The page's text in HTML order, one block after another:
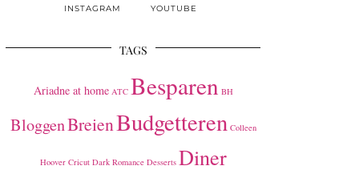
INSTAGRAM YOUTUBE
TAGS
Ariadne at home ATC Besparen BH
BloggenBreienBudgetteren Colleen
Hoover Cricut Dark Romance Desserts Diner